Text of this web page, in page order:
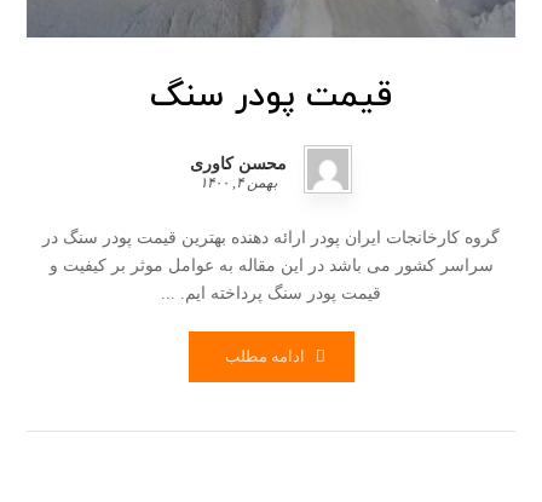
قیمت پودر سنگ
محسن کاوری
بهمن ۴, ۱۴۰۰
گروه کارخانجات ایران پودر ارائه دهنده بهترین قیمت پودر سنگ در
سراسر کشور می باشد در این مقاله به عوامل موثر بر کیفیت و
قیمت پودر سنگ پرداخته ایم. ...
ادامه مطلب